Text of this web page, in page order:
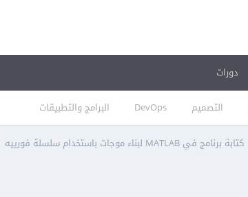
التصميم DevOps البرامج والتطبيقات
دورات
كتابة برنامج في MATLAB لبناء موجات باستخدام سلسلة فورييه